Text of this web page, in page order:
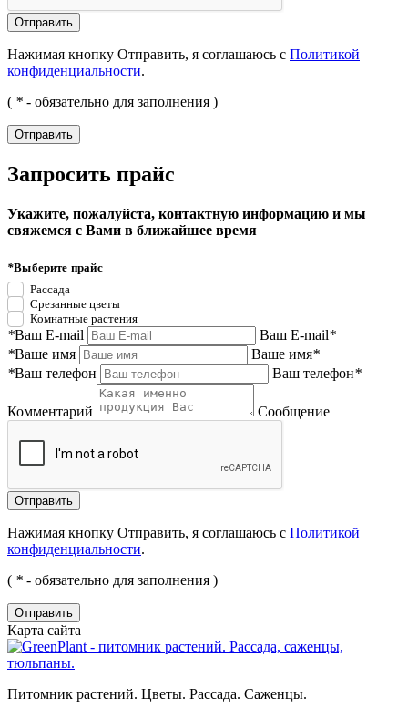
Нажимая кнопку Отправить, я соглашаюсь с Политикой
конфиденциальности.
( * - обязательно для заполнения )
Запросить прайс
Укажите, пожалуйста, контактную информацию и мы
свяжемся с Вами в ближайшее время
*Выберите прайс
Рассада
Срезанные цветы
Комнатные растения
*Ваш E-mail Ваш E-mail*
*Ваше имя Ваше имя*
*Ваш телефон Ваш телефон*
Комментарий Сообщение
Нажимая кнопку Отправить, я соглашаюсь с Политикой
конфиденциальности.
( * - обязательно для заполнения )
Отправить
Карта сайта
Питомник растений. Цветы. Рассада. Саженцы.